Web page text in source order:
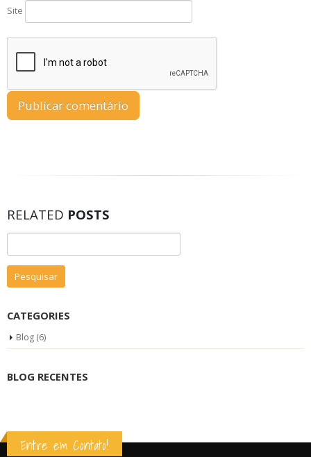
Site
RELATED POSTS
por:
CATEGORIES
Blog (6)
BLOG RECENTES
Entre em Contato!